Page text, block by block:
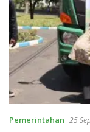
Pemerintahan 25